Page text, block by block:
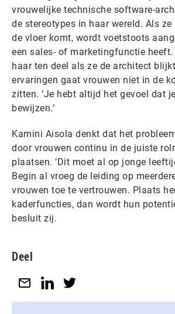
vrouwelijke technische software-
de stereotypes in haar wereld. Als
de vloer komt, wordt voetstoots
een sales- of marketingfunctie
haar ten deel als ze de architect
ervaringen gaat vrouwen niet in de
zitten. ‘Je hebt altijd het gevoel dat
bewijzen.’
Kamini Aisola denkt dat het
door vrouwen continu in de juiste
plaatsen. ‘Dit moet al op jonge
Begin al vroeg de leiding op
vrouwen toe te vertrouwen. Plaats
kaderfuncties, dan wordt hun
besluit zij.
Deel